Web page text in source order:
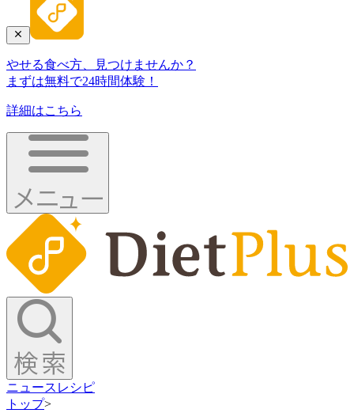
やせる食べ方、見つけませんか？
まずは無料で24時間体験！
詳細はこちら
ニュース レシピ
トップ>